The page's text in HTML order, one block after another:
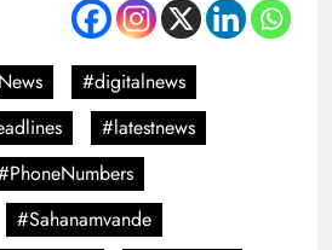
#digitalnews
#latestnews
#Sahanamvande